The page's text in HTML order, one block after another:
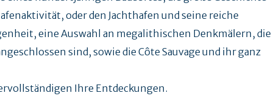
oder den Jachthafen und seine reiche
eine Auswahl an megalithischen Denkmälern, die
sind, sowie die Côte Sauvage und ihr ganz
Ihre Entdeckungen.